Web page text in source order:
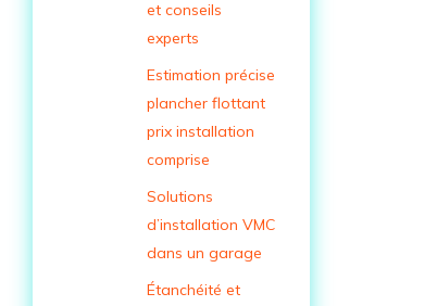
et conseils
experts
Estimation précise
plancher flottant
prix installation
comprise
Solutions
d’installation VMC
dans un garage
Étanchéité et